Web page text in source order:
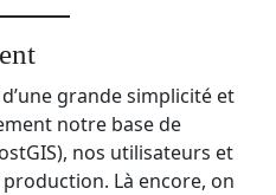
grande simplicité et
notre base de
nos utilisateurs et
Là encore, on